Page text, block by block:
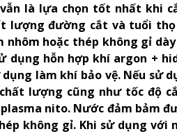
là lựa chọn tốt nhất khi
lượng đường cắt và tuổi
nhôm hoặc thép không gỉ
dụng hỗn hợp khí argon +
làm khí bảo vệ. Nếu sử
lượng cũng như tốc độ
nito. Nước đảm bảm
không gỉ. Khi sử dụng với